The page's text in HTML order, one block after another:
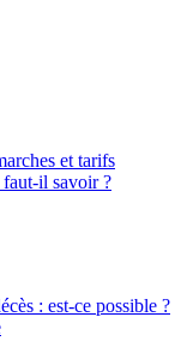
et tarifs
faut-il savoir ?
: est-ce possible ?